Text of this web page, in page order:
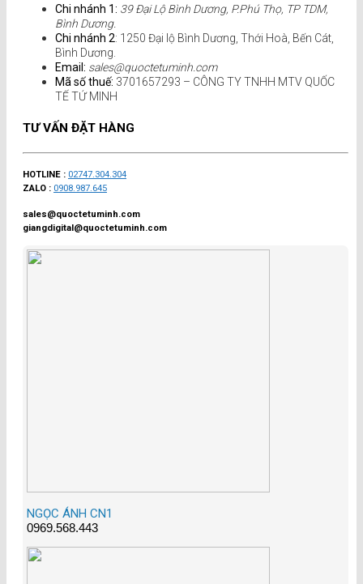
Chi nhánh 1: 39 Đại Lộ Bình Dương, P.Phú Thọ, TP TDM,
Bình Dương.
Chi nhánh 2: 1250 Đại lộ Bình Dương, Thới Hoà, Bến Cát,
Bình Dương.
Email: sales@quoctetuminh.com
Mã số thuế: 3701657293 – CÔNG TY TNHH MTV QUỐC
TẾ TỨ MINH
TƯ VẤN ĐẶT HÀNG
HOTLINE : 02747.304.304
ZALO : 0908.987.645
sales@quoctetuminh.com
giangdigital@quoctetuminh.com
NGỌC ÁNH CN1
0969.568.443